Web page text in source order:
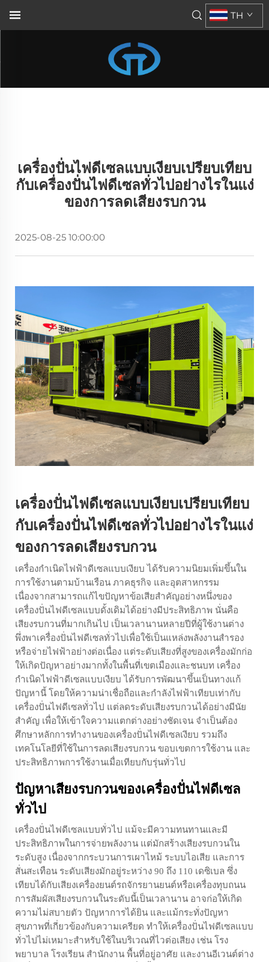
TH
เครื่องปั่นไฟดีเซลแบบเงียบเปรียบเทียบ
กับเครื่องปั่นไฟดีเซลทั่วไปอย่างไรในแง่
ของการลดเสียงรบกวน
2025-08-25 10:00:00
เครื่องปั่นไฟดีเซลแบบเงียบเปรียบเทียบ
กับเครื่องปั่นไฟดีเซลทั่วไปอย่างไรในแง่
ของการลดเสียงรบกวน
เครื่องกำเนิดไฟฟ้าดีเซลแบบเงียบได้รับความนิยมเพิ่มขึ้นใน
การใช้งานตามบ้านเรือน ภาคธุรกิจ และอุตสาหกรรม
เนื่องจากสามารถแก้ไขปัญหาข้อเสียสำคัญอย่างหนึ่งของ
เครื่องปั่นไฟดีเซลแบบดั้งเดิมได้อย่างมีประสิทธิภาพ นั่นคือ
เสียงรบกวนที่มากเกินไป เป็นเวลานานหลายปีที่ผู้ใช้งานต่าง
พึ่งพาเครื่องปั่นไฟดีเซลทั่วไปเพื่อใช้เป็นแหล่งพลังงานสำรอง
หรือจ่ายไฟฟ้าอย่างต่อเนื่อง แต่ระดับเสียงที่สูงของเครื่องมักก่อ
ให้เกิดปัญหาอย่างมากทั้งในพื้นที่เขตเมืองและชนบท เครื่อง
กำเนิดไฟฟ้าดีเซลแบบเงียบได้รับการพัฒนาขึ้นเป็นทางแก้
ปัญหานี้ โดยให้ความน่าเชื่อถือและกำลังไฟฟ้าเทียบเท่ากับ
เครื่องปั่นไฟดีเซลทั่วไป แต่ลดระดับเสียงรบกวนได้อย่างมีนัย
สำคัญ เพื่อให้เข้าใจความแตกต่างอย่างชัดเจน จำเป็นต้อง
ศึกษาหลักการทำงานของเครื่องปั่นไฟดีเซลเงียบ รวมถึง
เทคโนโลยีที่ใช้ในการลดเสียงรบกวน ขอบเขตการใช้งาน และ
ประสิทธิภาพการใช้งานเมื่อเทียบกับรุ่นทั่วไป
ปัญหาเสียงรบกวนของเครื่องปั่นไฟดีเซล
ทั่วไป
เครื่องปั่นไฟดีเซลแบบทั่วไป แม้จะมีความทนทานและมี
ประสิทธิภาพในการจ่ายพลังงาน แต่มักสร้างเสียงรบกวนใน
ระดับสูง เนื่องจากกระบวนการเผาไหม้ ระบบไอเสีย และการ
สั่นสะเทือน ระดับเสียงมักอยู่ระหว่าง 90 ถึง 110 เดซิเบล ซึ่ง
เทียบได้กับเสียงเครื่องยนต์รถจักรยานยนต์หรือเครื่องทุบถนน
การสัมผัสเสียงรบกวนในระดับนี้เป็นเวลานาน อาจก่อให้เกิด
ความไม่สบายตัว ปัญหาการได้ยิน และแม้กระทั่งปัญหา
สุขภาพที่เกี่ยวข้องกับความเครียด ทำให้เครื่องปั่นไฟดีเซลแบบ
ทั่วไปไม่เหมาะสำหรับใช้ในบริเวณที่ไวต่อเสียง เช่น โรง
พยาบาล โรงเรียน สำนักงาน พื้นที่อยู่อาศัย และงานอีเวนต์ต่าง